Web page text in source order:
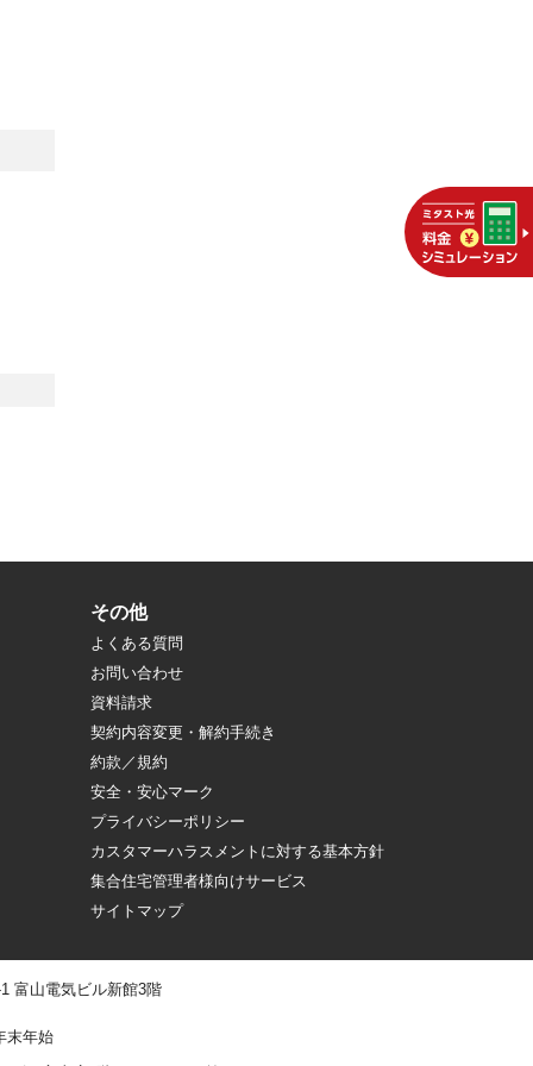
その他
よくある質問
お問い合わせ
資料請求
契約内容変更・解約手続き
約款／規約
安全・安心マーク
プライバシーポリシー
カスタマーハラスメントに対する基本方針
集合住宅管理者様向けサービス
サイトマップ
富山電気ビル新館3階
末年始